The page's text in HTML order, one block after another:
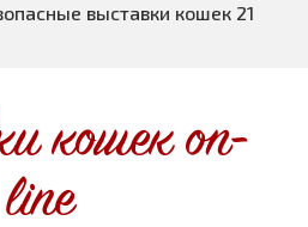
выставки кошек 21
кошек on-
line